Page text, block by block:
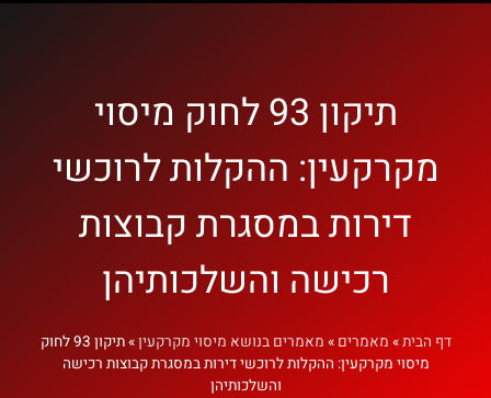
תיקון 93 לחוק מיסוי
מקרקעין: ההקלות לרוכשי
דירות במסגרת קבוצות
רכישה והשלכותיהן
דף הבית» מאמרים » מאמרים בנושא מיסוי מקרקעין»
תיקון 93 לחוק
מיסוי מקרקעין: ההקלות לרוכשי דירות במסגרת קבוצות רכישה
והשלכותיהן